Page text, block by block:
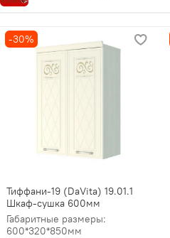
-30%
Тиффани-19 (DaVita) 19.01.1
Шкаф-сушка 600мм
Габаритные размеры:
600*320*850мм